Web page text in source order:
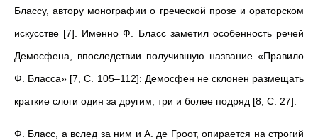
Блассу, автору монографии о греческой прозе и ораторском
искусстве [7]. Именно Ф. Бласс заметил особенность речей
Демосфена, впоследствии получившую название «Правило
Ф. Бласса» [7, С. 105–112]: Демосфен не склонен размещать
краткие слоги один за другим, три и более подряд [8, С. 27].
Ф. Бласс, а вслед за ним и А. де Гроот, опирается на строгий